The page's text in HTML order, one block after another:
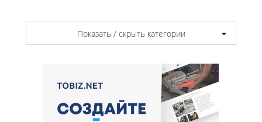
Показать / скрыть категории